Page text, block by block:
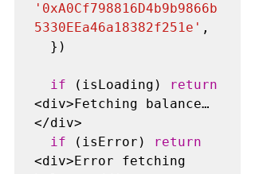
'0xA0Cf798816D4b9b9866b
5330EEa46a18382f251e' ,
if (isLoading)
return
<div>Fetching balance…
</div>
if (isError)
return
<div>Error fetching